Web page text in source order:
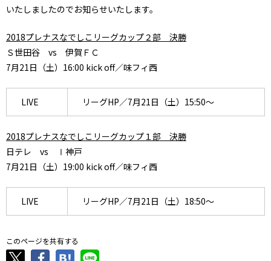
いたしましたのでお知らせいたします。
2018プレナスなでしこリーグカップ２部 決勝
Ｓ世田谷 vs 伊賀ＦＣ
7月21日（土）16:00 kick off／味フィ西
LIVE リーグHP／7月21日（土）15:50～
2018プレナスなでしこリーグカップ１部 決勝
日テレ vs Ⅰ神戸
7月21日（土）19:00 kick off／味フィ西
LIVE リーグHP／7月21日（土）18:50～
このページを共有する